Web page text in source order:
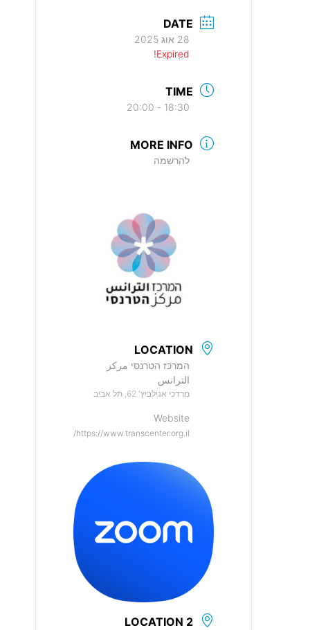
DATE
28 אוג 2025
Expired!
TIME
18:30 - 20:00
MORE INFO
להרשמה
LOCATION
המרכז הטרנסי مركز
الترانس
מרדכי אנילביץ' 62, תל אביב
Website
https://www.transcenter.org.il/
LOCATION 2